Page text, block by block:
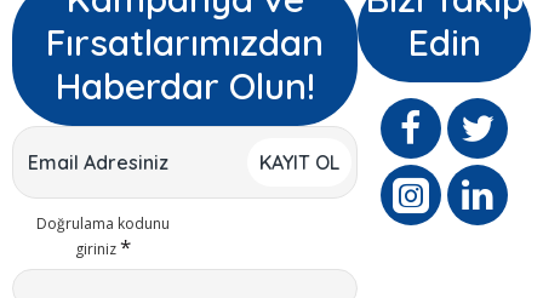
Fırsatlarımızdan
Haberdar Olun!
KAYIT OL
Doğrulama kodunu
giriniz
Edin